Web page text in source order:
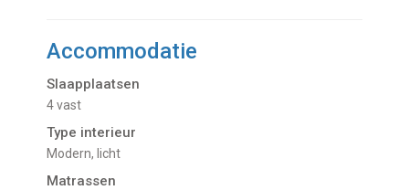
Accommodatie
Slaapplaatsen
4 vast
Type interieur
Modern, licht
Matrassen